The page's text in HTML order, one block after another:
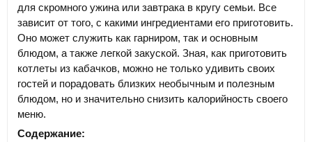
для скромного ужина или завтрака в кругу семьи. Все
зависит от того, с какими ингредиентами его приготовить.
Оно может служить как гарниром, так и основным
блюдом, а также легкой закуской. Зная, как приготовить
котлеты из кабачков, можно не только удивить своих
гостей и порадовать близких необычным и полезным
блюдом, но и значительно снизить калорийность своего
меню.
Содержание: